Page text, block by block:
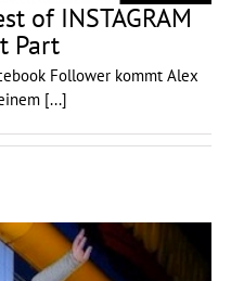
of INSTAGRAM
Part
Follower kommt Alex
[...]